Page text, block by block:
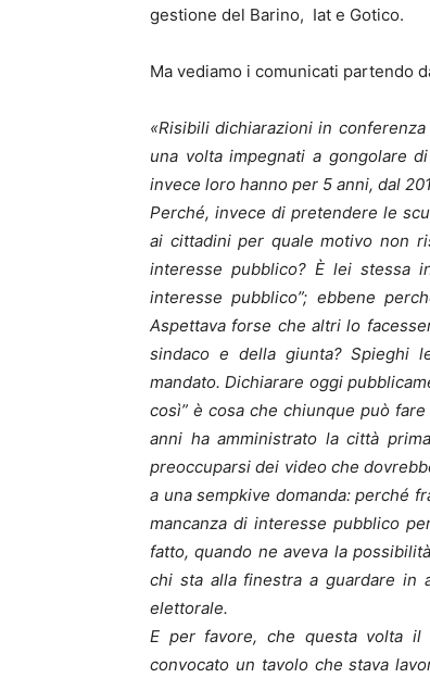
gestione del Barino, Iat e Gotico.
Ma vediamo i comunicati partendo
«Risibili dichiarazioni in
una volta impegnati a gongolare
invece loro hanno per 5 anni, dal
Perché, invece di pretendere le
ai cittadini per quale motivo non
interesse pubblico? È lei stessa
interesse pubblico”; ebbene
Aspettava forse che altri lo
sindaco e della giunta? Spieghi
mandato. Dichiarare oggi
così” è cosa che chiunque può
anni ha amministrato la città
preoccuparsi dei video che
a una sempkive domanda: perché
mancanza di interesse pubblico
fatto, quando ne aveva la
chi sta alla finestra a guardare in
elettorale.
E per favore, che questa volta il
convocato un tavolo che stava